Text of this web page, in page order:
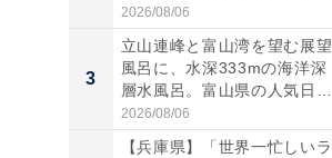
ー...
2026/08/06
3
立山連峰と富山湾を望む展望
風呂に、水深333mの海洋深
層水風呂。富山県の人気日
帰...
2026/08/06
【兵庫県】「世界一忙しいラ